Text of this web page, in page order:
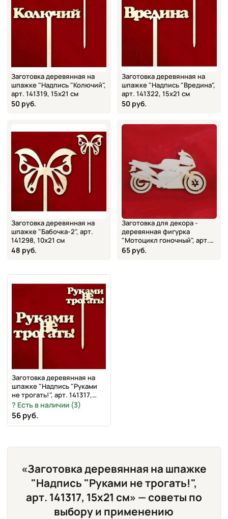
Заготовка деревянная на
шпажке "Надпись "Колючий",
арт. 141319, 15х21 см
50 руб.
Заготовка деревянная на
шпажке "Надпись "Вредина",
арт. 141322, 15х21 см
50 руб.
Заготовка деревянная на
шпажке "Бабочка-2", арт.
141298, 10х21 см
48 руб.
Заготовка для декора -
деревянная фигурка
"Мотоцикл гоночный", арт.
12241, 16,6х9,6 см
65 руб.
Заготовка деревянная на
шпажке "Надпись "Руками
не трогать!", арт. 141317,
15х21 см
Есть в наличии (3)
56 руб.
«Заготовка деревянная на шпажке
"Надпись "Руками не трогать!",
арт. 141317, 15х21 см» — советы по
выбору и применению